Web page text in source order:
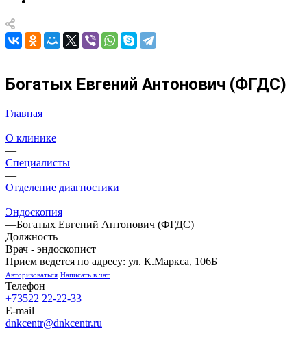
Богатых Евгений Антонович (ФГДС)
Главная
—
О клинике
—
Специалисты
—
Отделение диагностики
—
Эндоскопия
—Богатых Евгений Антонович (ФГДС)
Должность
Врач - эндоскопист
Прием ведется по адресу: ул. К.Маркса, 106Б
Авторизоваться Написать в чат
Телефон
+73522 22-22-33
E-mail
dnkcentr@dnkcentr.ru